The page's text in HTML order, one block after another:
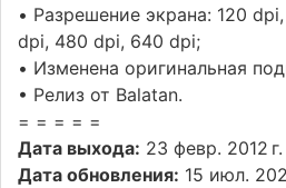
• Разрешение экрана: 120
dpi, 480 dpi, 640 dpi;
• Изменена оригинальная
• Релиз от Balatan.
= = = = =
Дата выхода: 23 февр. 2012 г.
Дата обновления: 15 июл.